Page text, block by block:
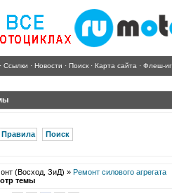
· Ссылки · Новости · Поиск · Карта сайта · Флеш-
Правила Поиск
(Восход, ЗиД) » Ремонт силового агрегата
темы